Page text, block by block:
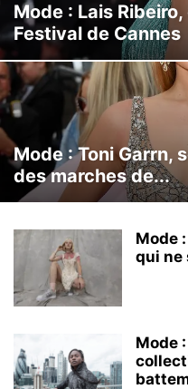
Mode : Lais
Festival de Cannes
Mode : Toni Garrn,
des marches de...
Mode
qui ne
Mode